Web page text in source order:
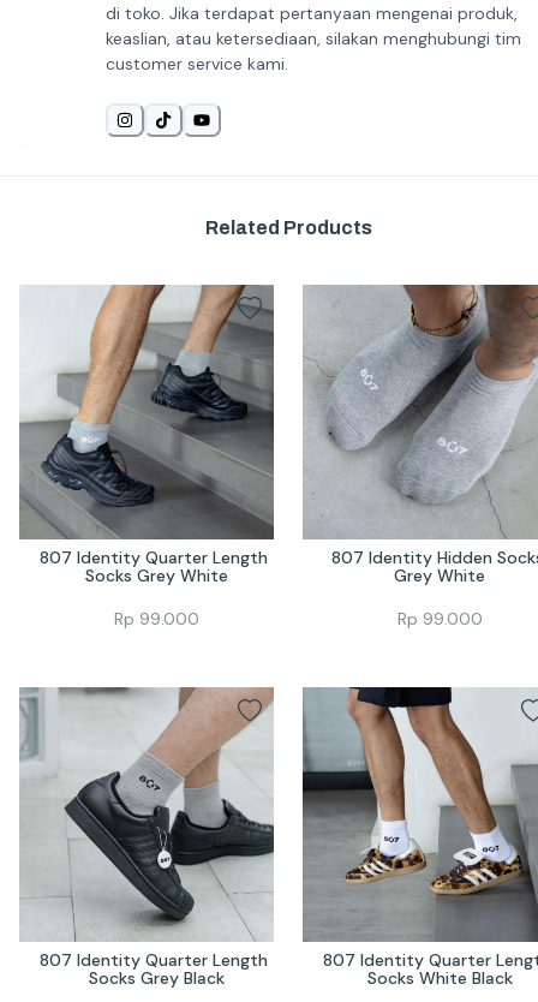
di toko. Jika terdapat pertanyaan mengenai produk,
keaslian, atau ketersediaan, silakan menghubungi tim
customer service kami.
Related Products
807 Identity Quarter Length
Socks Grey White
Rp 99.000
807 Identity Hidden
Grey White
Rp 99.000
807 Identity Quarter Length
Socks Grey Black
807 Identity Quarter
Socks White Black